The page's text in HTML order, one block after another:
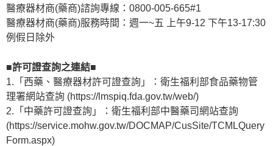
醫療器材商(藥商)諮詢專線：0800-005-665#1
醫療器材商(藥商)服務時間：週一~五 上午9-12 下午13-17:30
例假日除外
■許可證查詢之連結■
1.「西藥、醫療器材許可證查詢」：衛生福利部食品藥物管
理署網站查詢 (https://lmspiq.fda.gov.tw/web/)
2.「中藥許可證查詢」：衛生福利部中醫藥司網站查詢
(https://service.mohw.gov.tw/DOCMAP/CusSite/TCMLQuery
Form.aspx)